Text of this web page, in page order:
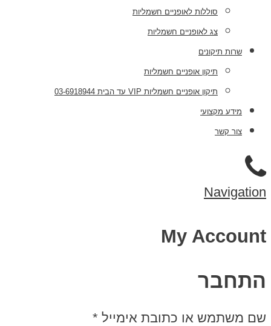
סוללות לאופניים חשמליות
צג לאופניים חשמליות
שרות תיקונים
תיקון אופניים חשמליות
תיקון אופניים חשמליות VIP עד הבית 03-6918944
מידע מקצועי
צור קשר
Navigation
My Account
התחבר
שם משתמש או כתובת אימייל *